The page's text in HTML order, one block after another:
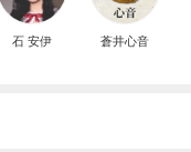
石 安伊 蒼井心音